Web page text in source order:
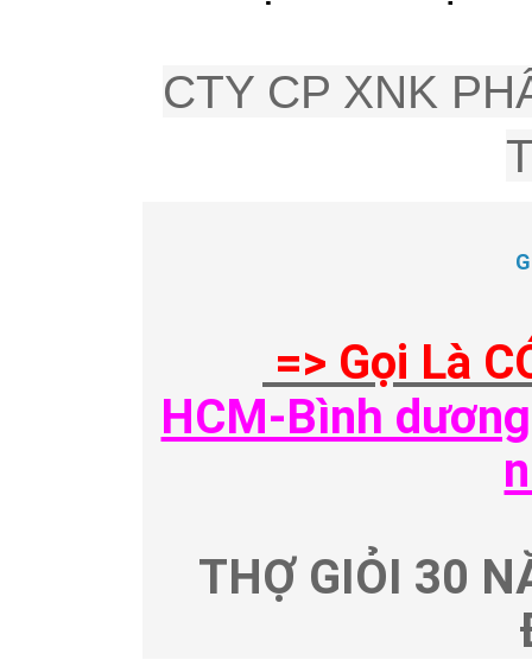
CTY CP XNK
=> Gọi Là
HCM-Bình
THỢ GIỎI 30